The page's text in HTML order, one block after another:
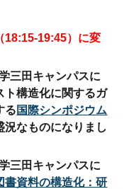
18:15-19:45）に変
三田キャンパスに
ト構造化に関するガ
る 国際シンポジウム
況なものになりまし
三田キャンパスに
書資料の構造化：研